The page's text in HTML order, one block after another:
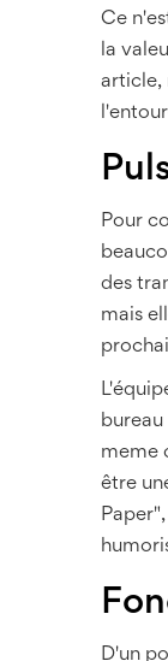
Ce
la
article,
Pour
des
mais
meme
être
D'un